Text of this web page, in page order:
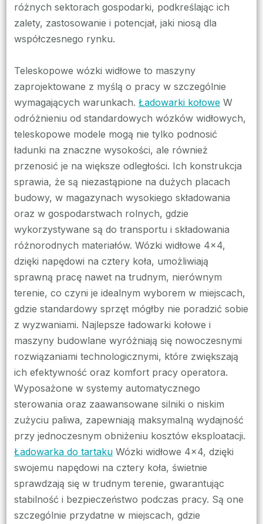
różnych sektorach gospodarki, podkreślając ich
zalety, zastosowanie i potencjał, jaki niosą dla
współczesnego rynku.
Teleskopowe wózki widłowe to maszyny
zaprojektowane z myślą o pracy w szczególnie
wymagających warunkach. Ładowarki kołoweW
odróżnieniu od standardowych wózków widłowych,
teleskopowe modele mogą nie tylko podnosić
ładunki na znaczne wysokości, ale również
przenosić je na większe odległości. Ich konstrukcja
sprawia, że są niezastąpione na dużych placach
budowy, w magazynach wysokiego składowania
oraz w gospodarstwach rolnych, gdzie
wykorzystywane są do transportu i składowania
różnorodnych materiałów. Wózki widłowe 4×4,
dzięki napędowi na cztery koła, umożliwiają
sprawną pracę nawet na trudnym, nierównym
terenie, co czyni je idealnym wyborem w miejscach,
gdzie standardowy sprzęt mógłby nie poradzić sobie
z wyzwaniami. Najlepsze ładowarki kołowe i
maszyny budowlane wyróżniają się nowoczesnymi
rozwiązaniami technologicznymi, które zwiększają
ich efektywność oraz komfort pracy operatora.
Wyposażone w systemy automatycznego
sterowania oraz zaawansowane silniki o niskim
zużyciu paliwa, zapewniają maksymalną wydajność
przy jednoczesnym obniżeniu kosztów eksploatacji.
Ładowarka do tartakuWózki widłowe 4×4, dzięki
swojemu napędowi na cztery koła, świetnie
sprawdzają się w trudnym terenie, gwarantując
stabilność i bezpieczeństwo podczas pracy. Są one
szczególnie przydatne w miejscach, gdzie